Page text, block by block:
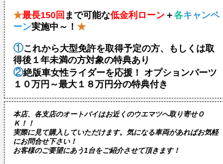
★最長150回 まで可能な低金利ローン ＋各キャンペ
ーン実施中～！ ★
①これから大型免許を取得予定の方、もしくは取
得後１年未満の方対象の特典あり
②絶版車女性ライダーを応援！ オプションパーツ
１０万円～最大１８万円分の特典付き
本店、各支店のオートバイはお近くのウエマツへ取り寄せＯ
Ｋ！！
実際に見て購入していただけます。気になる車両があればお気軽
にお問合せ下さい！
お客様のご要望にあう1台をご紹介させて頂きます！